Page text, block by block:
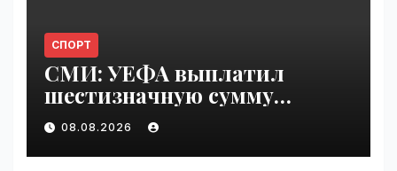
СПОРТ
СМИ: УЕФА выплатил
шестизначную сумму
любовнице Инфантино |
VseTime.ru
08.08.2026